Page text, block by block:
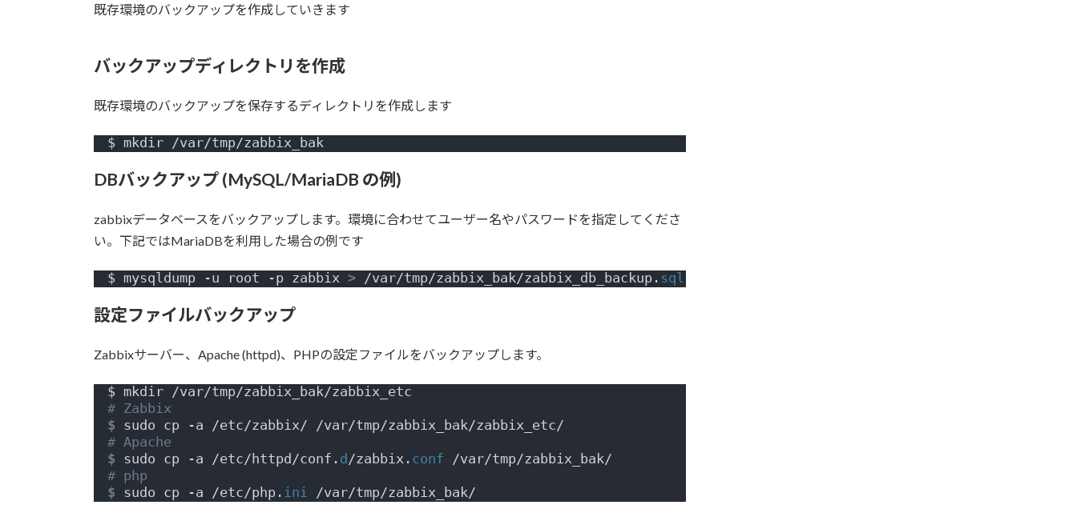
既存環境のバックアップを作成していきます
バックアップディレクトリを作成
既存環境のバックアップを保存するディレクトリを作成します
$ mkdir /var/tmp/zabbix_bak
DBバックアップ (MySQL/MariaDB の例)
zabbixデータベースをバックアップします。環境に合わせてユーザー名やパスワードを指定してくださ
い。下記ではMariaDBを利用した場合の例です
$ mysqldump -u root -p zabbix > /var/tmp/zabbix_bak/zabbix_db_backup. sql
設定ファイルバックアップ
Zabbixサーバー、Apache (httpd)、PHPの設定ファイルをバックアップします。
$ mkdir /var/tmp/zabbix_bak/zabbix_etc
# Zabbix
$ sudo cp -a /etc/zabbix/ /var/tmp/zabbix_bak/zabbix_etc/
# Apache
$ sudo cp -a /etc/httpd/conf. d /zabbix. conf /var/tmp/zabbix_bak/
# php
$ sudo cp -a /etc/php. ini /var/tmp/zabbix_bak/